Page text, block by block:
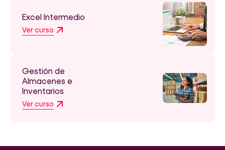
Excel Intermedio
Ver curso
Gestión de
Almacenes e
Inventarios
Ver curso